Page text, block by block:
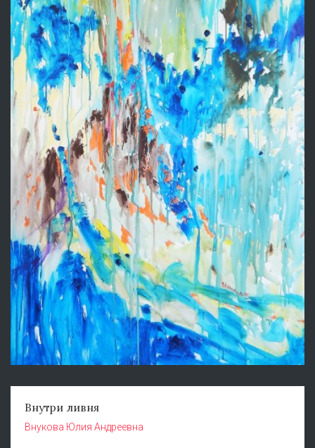
Внутри ливня
Внукова Юлия Андреевна